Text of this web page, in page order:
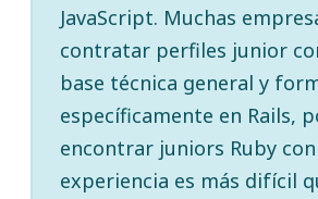
JavaScript. Muchas
contratar perfiles junior
base técnica general y
específicamente en Rails,
encontrar juniors Ruby con
experiencia es más difícil